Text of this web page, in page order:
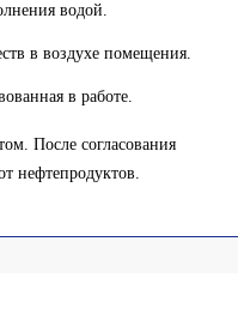
водой.
в воздухе помещения.
в работе.
После согласования
нефтепродуктов.